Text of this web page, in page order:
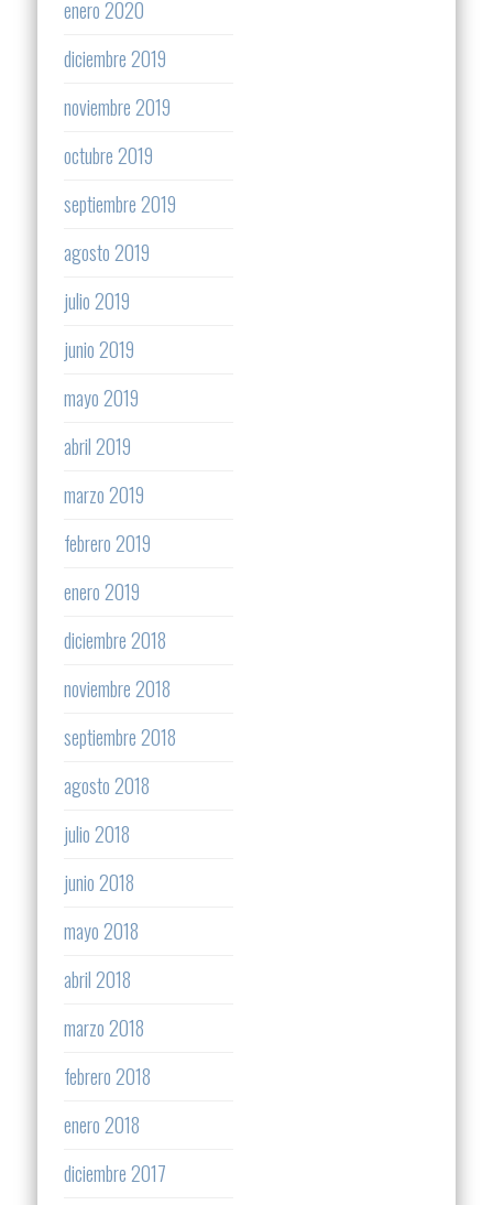
enero 2020
diciembre 2019
noviembre 2019
octubre 2019
septiembre 2019
agosto 2019
julio 2019
junio 2019
mayo 2019
abril 2019
marzo 2019
febrero 2019
enero 2019
diciembre 2018
noviembre 2018
septiembre 2018
agosto 2018
julio 2018
junio 2018
mayo 2018
abril 2018
marzo 2018
febrero 2018
enero 2018
diciembre 2017